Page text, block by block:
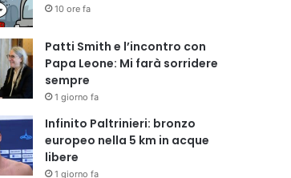
10 ore fa
Patti Smith e l’incontro con
Papa Leone: Mi farà sorridere
sempre
1 giorno fa
Infinito Paltrinieri: bronzo
europeo nella 5 km in acque
libere
1 giorno fa